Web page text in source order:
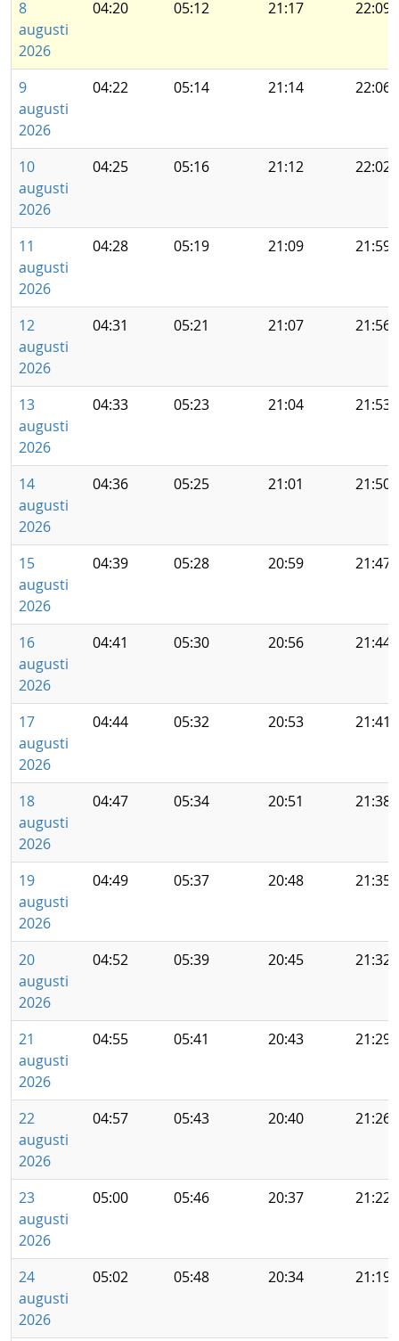
8
augusti
2026
04:20 05:12 21:17 22:09
9
augusti
2026
04:22 05:14 21:14 22:06
10
augusti
2026
04:25 05:16 21:12 22:02
11
augusti
2026
04:28 05:19 21:09 21:59
12
augusti
2026
04:31 05:21 21:07 21:56
13
augusti
2026
04:33 05:23 21:04 21:53
14
augusti
2026
04:36 05:25 21:01 21:50
15
augusti
2026
04:39 05:28 20:59 21:47
16
augusti
2026
04:41 05:30 20:56 21:44
17
augusti
2026
04:44 05:32 20:53 21:41
18
augusti
2026
04:47 05:34 20:51 21:38
19
augusti
2026
04:49 05:37 20:48 21:35
20
augusti
2026
04:52 05:39 20:45 21:32
21
augusti
2026
04:55 05:41 20:43 21:29
22
augusti
2026
04:57 05:43 20:40 21:26
23
augusti
2026
05:00 05:46 20:37 21:22
24
augusti
2026
05:02 05:48 20:34 21:19